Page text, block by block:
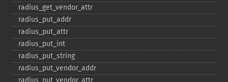
radius_​get_​vendor_​attr
radius_​put_​addr
radius_​put_​attr
radius_​put_​int
radius_​put_​string
radius_​put_​vendor_​addr
radius_​put_​vendor_​attr